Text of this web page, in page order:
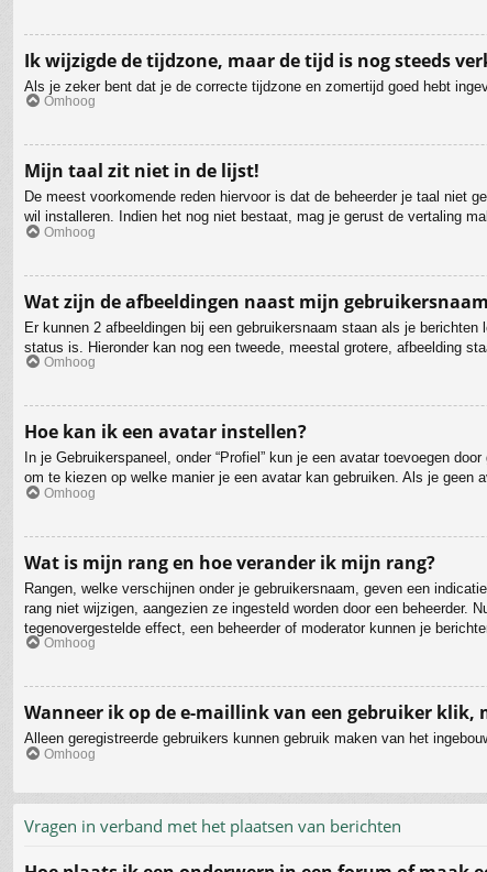
Ik wijzigde de tijdzone, maar de tijd is nog steeds
Als je zeker bent dat je de correcte tijdzone en zomertijd goed hebt
Omhoog
Mijn taal zit niet in de lijst!
De meest voorkomende reden hiervoor is dat de beheerder je taal niet
wil installeren. Indien het nog niet bestaat, mag je gerust de vertaling
Omhoog
Wat zijn de afbeeldingen naast mijn
Er kunnen 2 afbeeldingen bij een gebruikersnaam staan als je
status is. Hieronder kan nog een tweede, meestal grotere, afbeelding
Omhoog
Hoe kan ik een avatar instellen?
In je Gebruikerspaneel, onder “Profiel” kun je een avatar toevoegen
om te kiezen op welke manier je een avatar kan gebruiken. Als je geen
Omhoog
Wat is mijn rang en hoe verander ik mijn rang?
Rangen, welke verschijnen onder je gebruikersnaam, geven een
rang niet wijzigen, aangezien ze ingesteld worden door een beheerder.
tegenovergestelde effect, een beheerder of moderator kunnen je
Omhoog
Wanneer ik op de e-maillink van een gebruiker klik,
Alleen geregistreerde gebruikers kunnen gebruik maken van het
Omhoog
Vragen in verband met het plaatsen van berichten